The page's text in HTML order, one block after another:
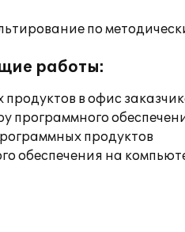
по
работы:
в офис
программного
продуктов
обеспечения на